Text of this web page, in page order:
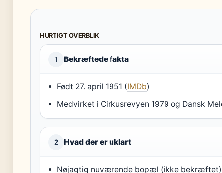
HURTIGT OVERBLIK
1 Bekræftede fakta
Født 27. april 1951 (IMDb)
Medvirket i Cirkusrevyen 1979 og Dansk
2 Hvad der er uklart
Nøjagtig nuværende bopæl (ikke bekræftet)